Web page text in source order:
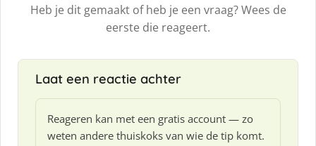
Heb je dit gemaakt of heb je een vraag? Wees de
eerste die reageert.
Laat een reactie achter
Reageren kan met een gratis account — zo
weten andere thuiskoks van wie de tip komt.